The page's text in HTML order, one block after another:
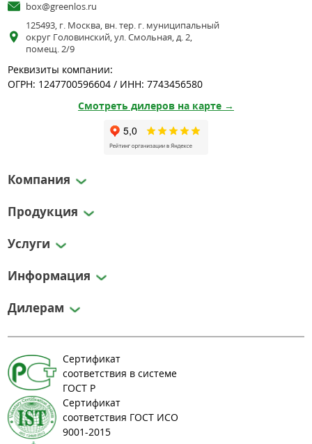
box@greenlos.ru
125493, г. Москва, вн. тер. г. муниципальный
округ Головинский, ул. Смольная, д. 2,
помещ. 2/9
Реквизиты компании:
ОГРН: 1247700596604 / ИНН: 7743456580
Смотреть дилеров на карте →
Компания
Продукция
Услуги
Информация
Дилерам
Сертификат
соответствия в системе
ГОСТ Р
Сертификат
соответствия ГОСТ ИСО
9001-2015